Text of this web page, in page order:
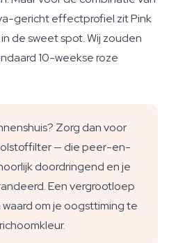
gericht effectprofiel zit Pink
de sweet spot. Wij zouden
10-weekse roze
Zorg dan voor
— die peer-en-
doordringend en je
Een vergrootloep
om je oogsttiming te